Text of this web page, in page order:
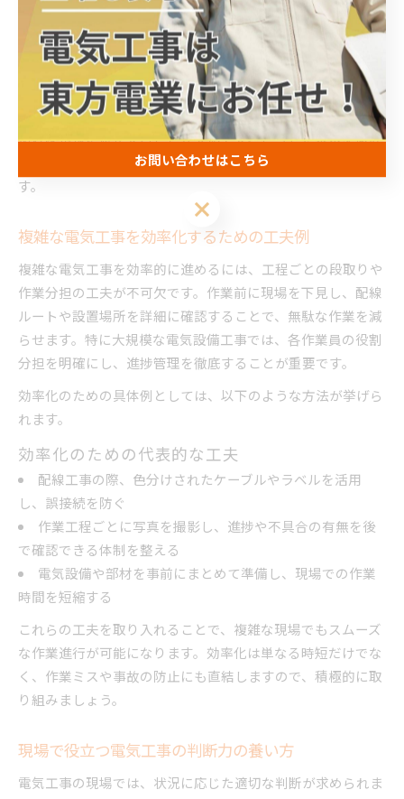
は、事前に作業スペースを確保したり、工具の選定を工夫す
ることで効率が上がります。さらに、作業中は必ず安全確認
を行い、感電や転倒などのリスクを最小限に抑えましょう。
失敗しないためには、作業後の最終確認も欠かせません。配
線の誤接続や漏電がないかテスターでチェックし、不具合が
あれば迅速に修正することが大切です。こうした基本を徹底
することで、信頼される電気工事士として現場で活躍できま
す。
複雑な電気工事を効率化するための工夫例
複雑な電気工事を効率的に進めるには、工程ごとの段取りや
作業分担の工夫が不可欠です。作業前に現場を下見し、配線
ルートや設置場所を詳細に確認することで、無駄な作業を減
らせます。特に大規模な電気設備工事では、各作業員の役割
分担を明確にし、進捗管理を徹底することが重要です。
効率化のための具体例としては、以下のような方法が挙げら
れます。
効率化のための代表的な工夫
配線工事の際、色分けされたケーブルやラベルを活用
し、誤接続を防ぐ
作業工程ごとに写真を撮影し、進捗や不具合の有無を後
で確認できる体制を整える
電気設備や部材を事前にまとめて準備し、現場での作業
時間を短縮する
これらの工夫を取り入れることで、複雑な現場でもスムーズ
な作業進行が可能になります。効率化は単なる時短だけでな
く、作業ミスや事故の防止にも直結しますので、積極的に取
り組みましょう。
現場で役立つ電気工事の判断力の養い方
電気工事の現場では、状況に応じた適切な判断が求められま
お問い合わせはこちら
お問い合わせはこちら